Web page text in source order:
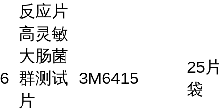
反应片
6
高灵敏
大肠菌
群测试
片
3M6415
25
袋